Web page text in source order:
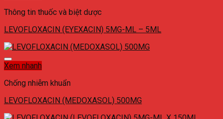
Thông tin thuốc và biệt dược
LEVOFLOXACIN (EYEXACIN) 5MG-ML – 5ML
Xem nhanh
Chống nhiễm khuẩn
LEVOFLOXACIN (MEDOXASOL) 500MG